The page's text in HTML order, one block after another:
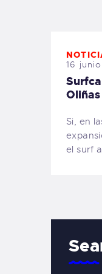
16
Oliñas
Si, en
el surf